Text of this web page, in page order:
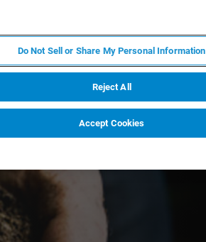
Do Not Sell or Share My Personal Information
Reject All
Accept Cookies